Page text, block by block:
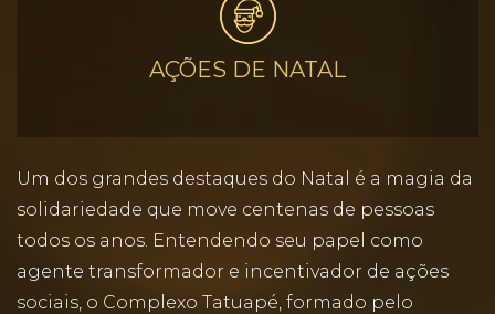
AÇÕES DE NATAL
Um dos grandes destaques do Natal é a magia da
solidariedade que move centenas de pessoas
todos os anos. Entendendo seu papel como
agente transformador e incentivador de ações
sociais, o Complexo Tatuapé, formado pelo